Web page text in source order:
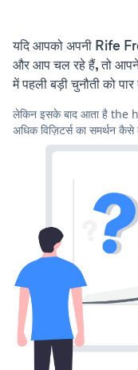
यदि आपको अपनी Rife
और आप चल रहे हैं, तो आपने
में पहली बड़ी चुनौती को
लेकिन इसके बाद आता है
अधिक विज़िटर्स का समर्थन कैसे